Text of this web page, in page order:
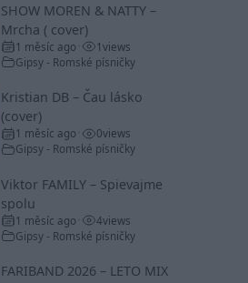
SHOW MOREN & NATTY –
Mrcha ( cover)
1 měsíc ago 1views
Gipsy - Romské písničky
Kristian DB – Čau lásko
(cover)
1 měsíc ago 0views
Gipsy - Romské písničky
Viktor FAMILY – Spievajme
spolu
1 měsíc ago 4views
Gipsy - Romské písničky
FARIBAND 2026 – LETO MIX